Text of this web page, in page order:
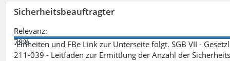
Sicherheitsbeauftragter
Relevanz:
78%
-Einheiten und FBe Link zur Unterseite folgt. SGB VII -
211-039 - Leitfaden zur Ermittlung der Anzahl der